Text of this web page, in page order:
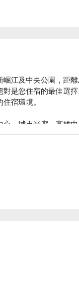
江及中央公園，距
是您住宿的最佳選
宿環境。
，城市光廊、高雄
讓您輕鬆遊覽高雄
、新崛江商旅休息方